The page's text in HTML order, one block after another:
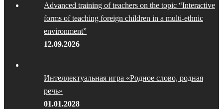
Advanced training of teachers on the topic “Interactive
forms of teaching foreign children in a multi-ethnic
environment”
12.09.2026
Интеллектуальная игра «Родное слово, родная
речь»
01.01.2028